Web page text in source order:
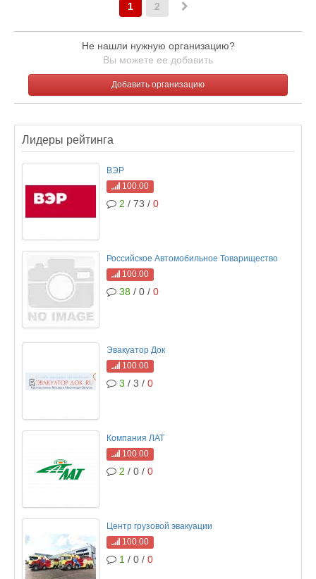
1 2
Не нашли нужную организацию?
Вы можете ее добавить
Добавить организацию
Лидеры рейтинга
ВЭР
100.00
2 / 73 / 0
Российское Автомобильное Товарищество
100.00
38 / 0 / 0
Эвакуатор Док
100.00
3 / 3 / 0
Компания ЛАТ
100.00
2 / 0 / 0
Центр грузовой эвакуации
100.00
1 / 0 / 0